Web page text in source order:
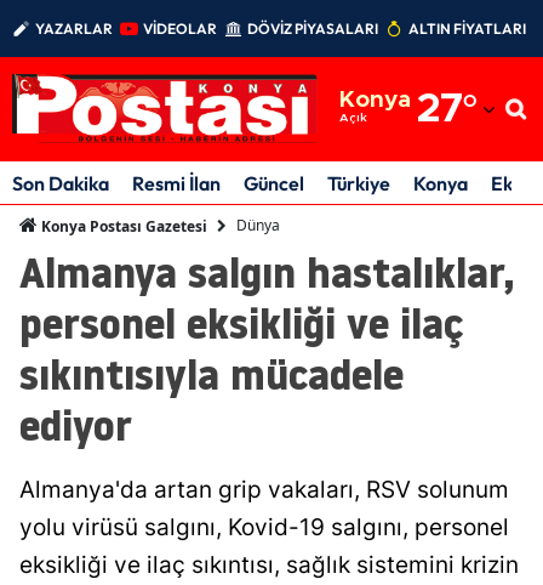
YAZARLAR VİDEOLAR DÖVİZ PİYASALARI ALTIN FİYATLARI
Konya
Açık 27°
Adıyaman
Afyonkarahisar
Amasya
Ankara
Antalya
Balıkesir
Bilecik
Son Dakika Resmi İlan Güncel Türkiye Konya
Konya Postası Gazetesi Dünya
Almanya salgın hastalıklar,
personel eksikliği ve ilaç
sıkıntısıyla mücadele
ediyor
Almanya'da artan grip vakaları, RSV solunum
yolu virüsü salgını, Kovid-19 salgını, personel
eksikliği ve ilaç sıkıntısı, sağlık sistemini krizin